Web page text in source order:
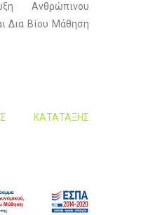
Ανθρώπινου
Δια Βίου Μάθηση
ΚΑΤΑΤΑΞΗΣ